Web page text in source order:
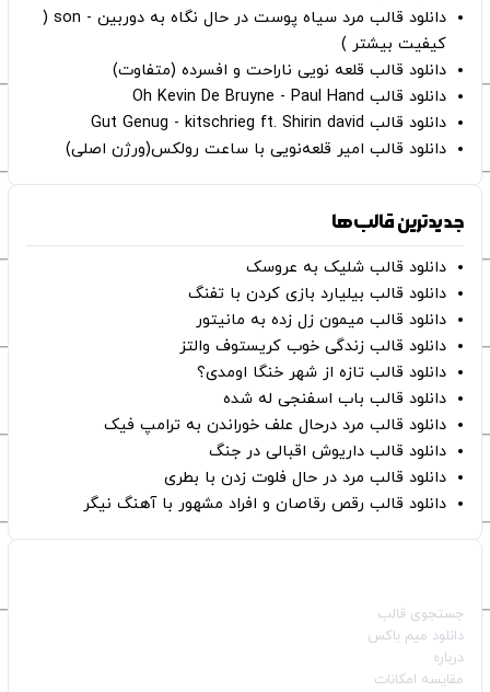
دانلود قالب مرد سیاه پوست در حال نگاه به دوربین - son (
کیفیت بیشتر )
دانلود قالب قلعه نویی ناراحت و افسرده (متفاوت)
دانلود قالب Oh Kevin De Bruyne - Paul Hand
دانلود قالب Gut Genug - kitschrieg ft. Shirin david
دانلود قالب امیر قلعه‌نویی با ساعت رولکس(ورژن اصلی)
جدیدترین قالب‌ها
دانلود قالب شلیک به عروسک
دانلود قالب بیلیارد بازی کردن با تفنگ
دانلود قالب میمون زل زده به مانیتور
دانلود قالب زندگی خوب کریستوف والتز
دانلود قالب تازه از شهر خنگا اومدی؟
دانلود قالب باب اسفنجی له شده
دانلود قالب مرد درحال علف خوراندن به ترامپ فیک
دانلود قالب داریوش اقبالی در جنگ
دانلود قالب مرد در حال فلوت زدن با بطری
دانلود قالب رقص رقاصان و افراد مشهور با آهنگ نیگر
جستجوی قالب
دانلود میم باکس
درباره
مقایسه امکانات